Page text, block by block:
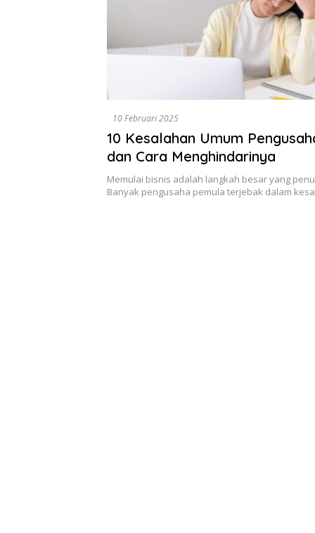
10 Februari 2025
10 Kesalahan Umum
dan Cara Menghindarinya
Memulai bisnis adalah langkah besar yang
Banyak pengusaha pemula terjebak dalam